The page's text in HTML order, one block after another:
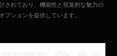
されており、機能性と視覚的な魅力の
ションを提供しています。